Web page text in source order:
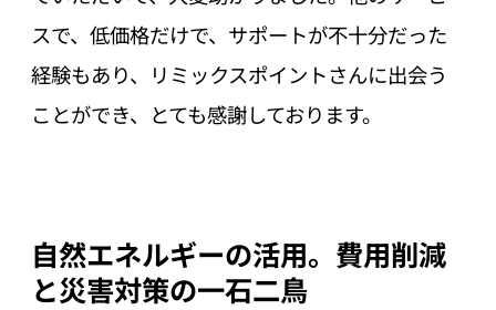
スで、低価格だけで、サポートが不十分だった
経験もあり、リミックスポイントさんに出会う
ことができ、とても感謝しております。
自然エネルギーの活用。費用削減
と災害対策の一石二鳥